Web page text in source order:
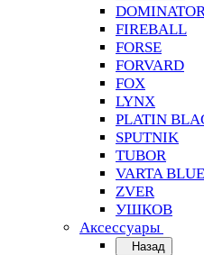
FIREBALL
FORSE
FORVARD
FOX
LYNX
PLATIN
SPUTNIK
TUBOR
VARTA
ZVER
УШКОВ
Аксессуары
Назад